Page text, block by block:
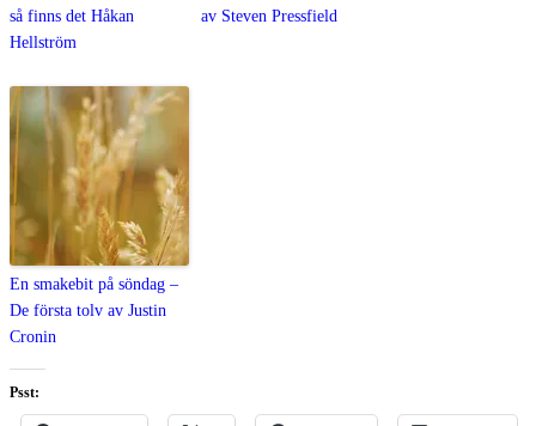
så finns det Håkan
Hellström
av Steven Pressfield
En smakebit på söndag –
De första tolv av Justin
Cronin
Psst: